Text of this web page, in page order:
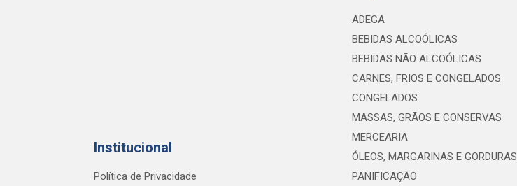
Institucional
Política de Privacidade
ADEGA
BEBIDAS ALCOÓLICAS
BEBIDAS NÃO ALCOÓLICAS
CARNES, FRIOS E CONGELADOS
CONGELADOS
MASSAS, GRÃOS E CONSERVAS
MERCEARIA
ÓLEOS, MARGARINAS E GORDURAS
PANIFICAÇÃO